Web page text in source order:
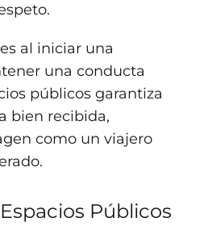
al iniciar una
una conducta
públicos garantiza
bien recibida,
como un viajero
Públicos